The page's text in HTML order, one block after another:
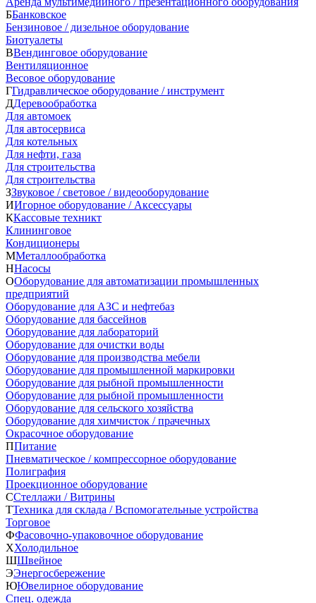
ББанковское
Бензиновое / дизельное оборудование
Биотуалеты
ВВендинговое оборудование
Вентиляционное
Весовое оборудование
ГГидравлическое оборудование / инструмент
ДДеревообработка
Для автомоек
Для автосервиса
Для котельных
Для нефти, газа
Для строительства
Для строительства
ЗЗвуковое / световое / видеооборудование
ИИгорное оборудование / Аксессуары
ККассовые техникт
Клининговое
Кондиционеры
ММеталлообработка
ННасосы
ООборудование для автоматизации промышленных
предприятий
Оборудование для АЗС и нефтебаз
Оборудование для бассейнов
Оборудование для лабораторий
Оборудование для очистки воды
Оборудование для производства мебели
Оборудование для промышленной маркировки
Оборудование для рыбной промышленности
Оборудование для рыбной промышленности
Оборудование для сельского хозяйства
Оборудование для химчисток / прачечных
Окрасочное оборудование
ППитание
Пневматическое / компрессорное оборудование
Полиграфия
Проекционное оборудование
ССтеллажи / Витрины
ТТехника для склада / Вспомогательные устройства
Торговое
ФФасовочно-упаковочное оборудование
ХХолодильное
ШШвейное
ЭЭнергосбережение
ЮЮвелирное оборудование
Спец. одежда